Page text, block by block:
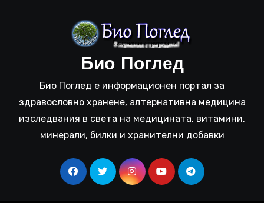
Био Поглед
Био Поглед е информационен портал за
здравословно хранене, алтернативна медицина
изследвания в света на медицината, витамини,
минерали, билки и хранителни добавки